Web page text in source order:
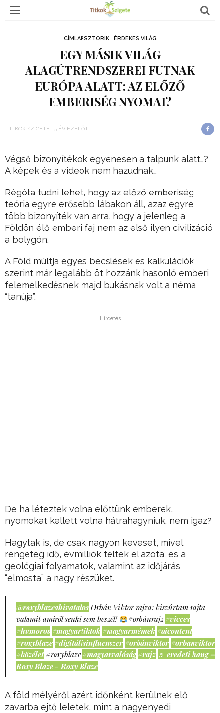
CÍMLAPSZTORIK ÉRDEKES VILÁG
EGY MÁSIK VILÁG
ALAGÚTRENDSZEREI FUTNAK
EURÓPA ALATT: AZ ELŐZŐ
EMBERISÉG NYOMAI?
TITKOK SZIGETE 5 ÉV EZELŐTT
Végső bizonyítékok egyenesen a talpunk alatt…?
A képek és a videók nem hazudnak…
Régóta tudni lehet, hogy az előző emberiség
teória egyre erősebb lábakon áll, azaz egyre
több bizonyíték van arra, hogy a jelenleg a
Földön élő emberi faj nem az első ilyen civilizáció
a bolygón.
A Föld múltja egyes becslések és kalkulációk
szerint már legalább öt hozzánk hasonló emberi
felemelkedésnek majd bukásnak volt a néma
“tanúja”.
Hirdetés
De ha léteztek volna előttünk emberek,
nyomokat kellett volna hátrahagyniuk, nem igaz?
Hagytak is, de csak nagyon keveset, mivel
rengeteg idő, évmilliók teltek el azóta, és a
geológiai folyamatok, valamint az időjárás
“elmosta” a nagy részüket.
@roxyblazeahivatalos Orbán Viktor rajza: kiszúrtam rajta
valamit amiről senki sem beszél!
#orbánrajz #vicces
#humoros #magyartiktok #magyarmémek #aicontent
#roxyblaze #digitálisinfluenszer #orbánviktor #orbanviktor
#közélet #roxyblaze #magyarvalóság #rajz ♬ eredeti hang –
Roxy Blaze - Roxy Blaze
A föld mélyéről azért időnként kerülnek elő
zavarba ejtő leletek, mint a nagyenyedi